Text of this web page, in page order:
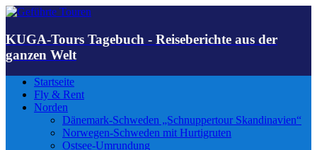
KUGA-Tours Tagebuch - Reiseberichte aus der
ganzen Welt
Startseite
Fly & Rent
Norden
Dänemark-Schweden „Schnuppertour Skandinavien“
Norwegen-Schweden mit Hurtigruten
Ostsee-Umrundung